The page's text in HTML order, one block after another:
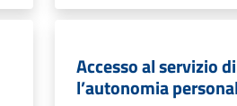
Accesso al servizio
l’autonomia